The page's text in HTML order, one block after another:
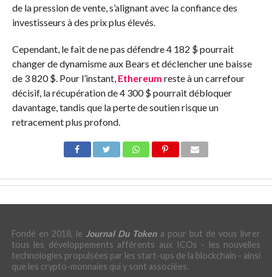
de la pression de vente, s’alignant avec la confiance des
investisseurs à des prix plus élevés.
Cependant, le fait de ne pas défendre 4 182 $ pourrait
changer de dynamisme aux Bears et déclencher une baisse
de 3 820 $. Pour l’instant, Ethereum reste à un carrefour
décisif, la récupération de 4 300 $ pourrait débloquer
davantage, tandis que la perte de soutien risque un
retracement plus profond.
Fondé en 2018, le Journal Du Tokena pour but de vous livrer
tous les développements afférents aux ICOs - les nouvelles
technologies propulsées par les start-ups de la blockchain - ainsi
que les crypto-monnaies qui y sont associées.